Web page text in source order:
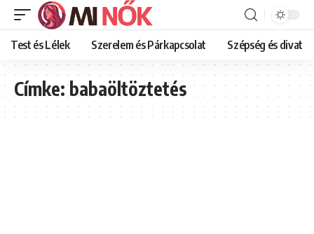
Test és Lélek Szerelem és Párkapcsolat Szépség és divat
Címke:babaöltöztetés